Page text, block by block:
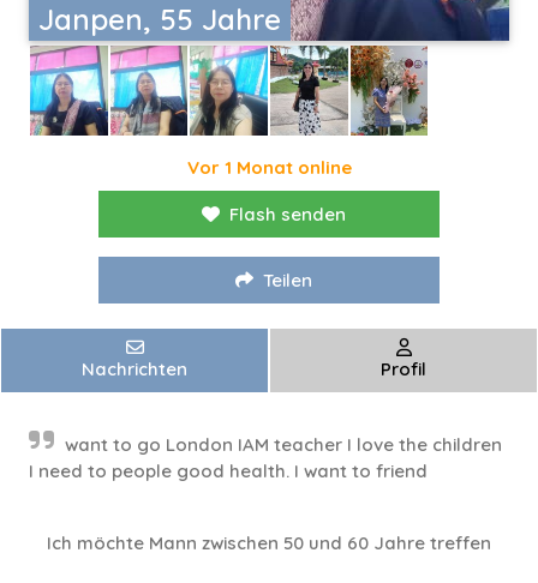
Janpen, 55 Jahre
Vor 1 Monat online
Flash senden
Teilen
Nachrichten Profil
want to go London IAM teacher I love the children
I need to people good health. I want to friend
Ich möchte Mann zwischen 50 und 60 Jahre treffen